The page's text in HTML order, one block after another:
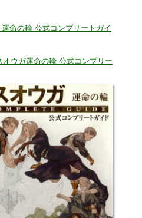
命の輪 公式コンプリートガイ
ウガ運命の輪 公式コンプリー